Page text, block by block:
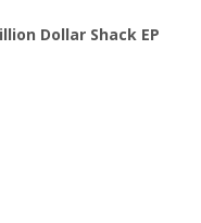
Dollar Shack EP